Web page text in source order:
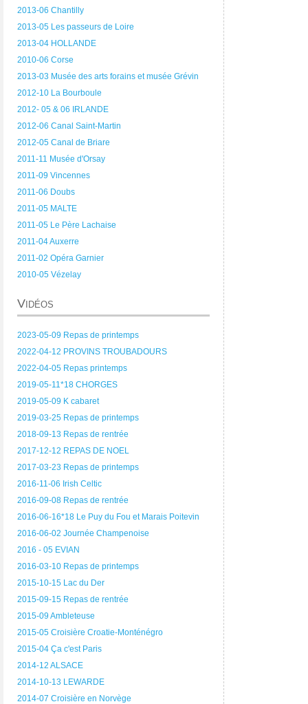
2013-06 Chantilly
2013-05 Les passeurs de Loire
2013-04 HOLLANDE
2010-06 Corse
2013-03 Musée des arts forains et musée Grévin
2012-10 La Bourboule
2012- 05 & 06 IRLANDE
2012-06 Canal Saint-Martin
2012-05 Canal de Briare
2011-11 Musée d'Orsay
2011-09 Vincennes
2011-06 Doubs
2011-05 MALTE
2011-05 Le Père Lachaise
2011-04 Auxerre
2011-02 Opéra Garnier
2010-05 Vézelay
Vidéos
2023-05-09 Repas de printemps
2022-04-12 PROVINS TROUBADOURS
2022-04-05 Repas printemps
2019-05-11*18 CHORGES
2019-05-09 K cabaret
2019-03-25 Repas de printemps
2018-09-13 Repas de rentrée
2017-12-12 REPAS DE NOEL
2017-03-23 Repas de printemps
2016-11-06 Irish Celtic
2016-09-08 Repas de rentrée
2016-06-16*18 Le Puy du Fou et Marais Poitevin
2016-06-02 Journée Champenoise
2016 - 05 EVIAN
2016-03-10 Repas de printemps
2015-10-15 Lac du Der
2015-09-15 Repas de rentrée
2015-09 Ambleteuse
2015-05 Croisière Croatie-Monténégro
2015-04 Ça c'est Paris
2014-12 ALSACE
2014-10-13 LEWARDE
2014-07 Croisière en Norvège